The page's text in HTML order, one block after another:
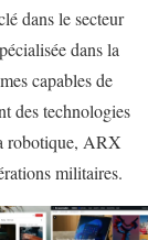
dans le secteur
dans la
capables de
des technologies
robotique, ARX
militaires.